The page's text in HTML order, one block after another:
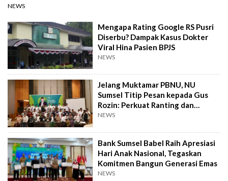
NEWS
Mengapa Rating Google RS Pusri
Diserbu? Dampak Kasus Dokter
Viral Hina Pasien BPJS
NEWS
Jelang Muktamar PBNU, NU
Sumsel Titip Pesan kepada Gus
Rozin: Perkuat Ranting dan
Pesantren
NEWS
Bank Sumsel Babel Raih Apresiasi
Hari Anak Nasional, Tegaskan
Komitmen Bangun Generasi Emas
NEWS